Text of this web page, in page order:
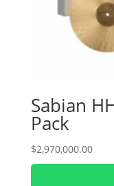
Sabian
Pack
$2,970,000.00